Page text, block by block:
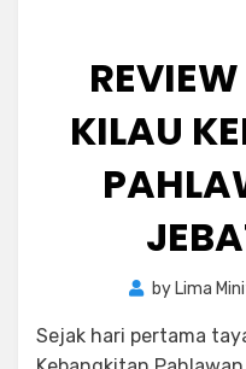
KILAU
by Lima
Sejak hari pertama